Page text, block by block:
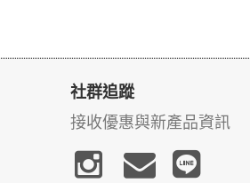
社群追蹤
接收優惠與新產品資訊